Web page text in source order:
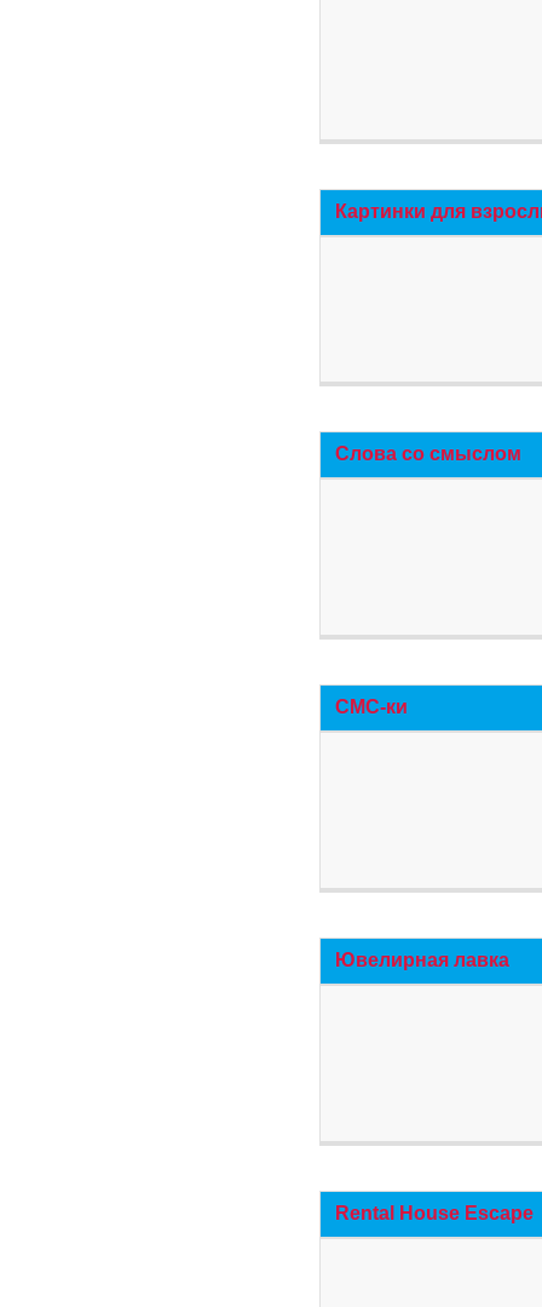
Картинки для
Слова со смыслом
СМС-ки
Ювелирная лавка
Rental House Escape